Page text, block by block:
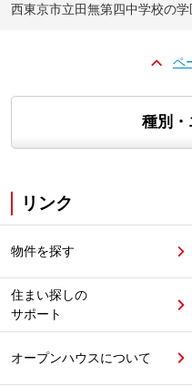
西東京市立田無第四中学校の
ペ
種別
リンク
物件を探す
住まい探しの
サポート
オープンハウスについて